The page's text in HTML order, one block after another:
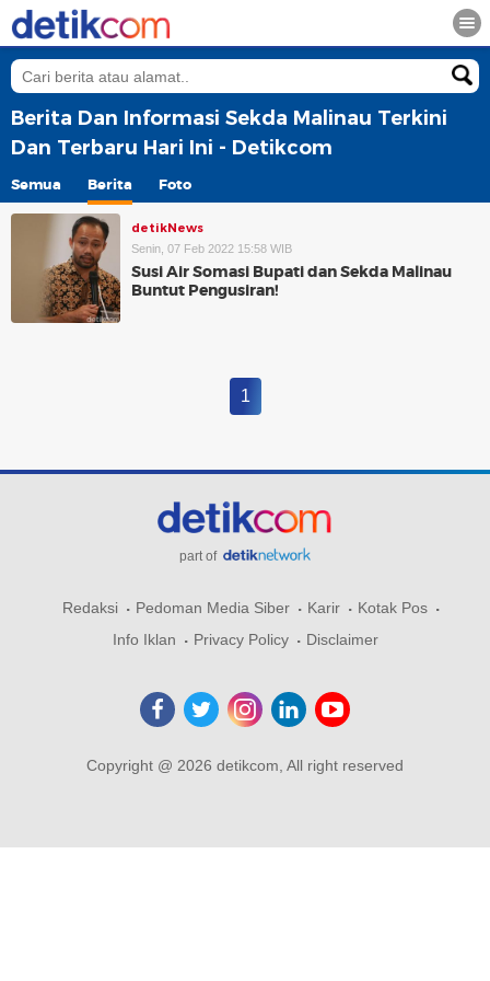
Berita Dan Informasi Sekda Malinau Terkini
Dan Terbaru Hari Ini - Detikcom
Semua Berita Foto
detikNews
Senin, 07 Feb 2022 15:58 WIB
Susi Air Somasi Bupati dan Sekda Malinau
Buntut Pengusiran!
1
part of
Redaksi Pedoman Media Siber Karir
Kotak Pos
Info Iklan
Privacy Policy Disclaimer
Copyright @ 2026 detikcom, All right reserved